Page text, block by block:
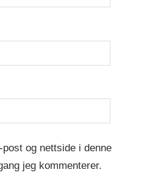
og nettside i denne
jeg kommenterer.